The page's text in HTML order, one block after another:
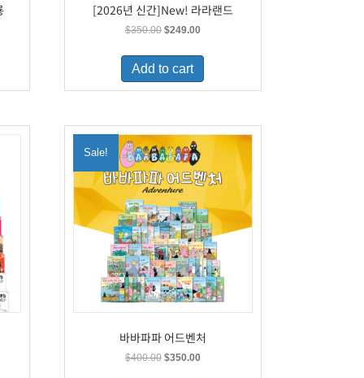
[2026년 신간]New! 라라랜드
$350.00 Original
was:
$350.00.
$249.00Current
is:
Add to cart
Sale!
바바파파 어드벤처
$400.00 Original
$350.00Current